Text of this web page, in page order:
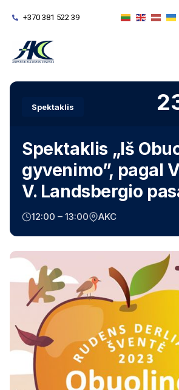
+370 381 522 39
Spektaklis
Spektaklis „Iš
gyvenimo”, pagal
V. Landsbergio
12:00 – 13:00 AKC